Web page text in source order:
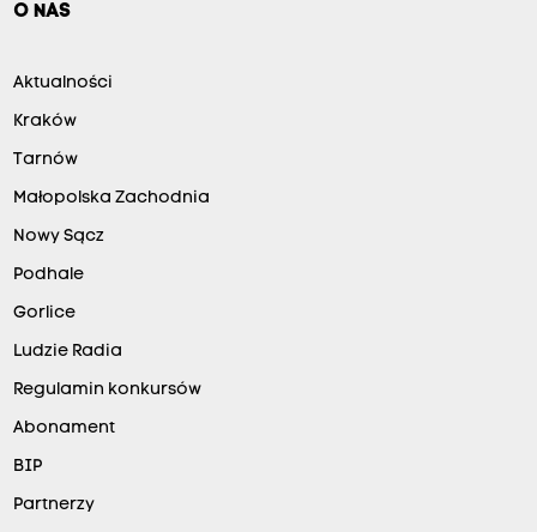
O NAS
Aktualności
Kraków
Tarnów
Małopolska Zachodnia
Nowy Sącz
Podhale
Gorlice
Ludzie Radia
Regulamin konkursów
Abonament
BIP
Partnerzy